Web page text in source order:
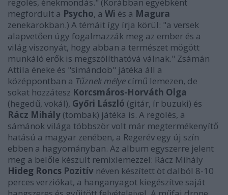
regölés, énekmondás." (Korábban egyébként
megfordult a Psycho, a Wi és a Magura
zenekarokban.) A témáit így írja körül: "a versek
alapvetően úgy fogalmazzák meg az ember és a
világ viszonyát, hogy abban a természet mögött
munkáló erők is megszólíthatóvá válnak." Zsámán
Attila éneke és "simándob" játéka áll a
középpontban a Tűznek mélye című lemezen, de
sokat hozzátesz Korcsmáros-Horváth Olga
(hegedű, vokál), Győri László (gitár, ír buzuki) és
Rácz Mihály (tombak) játéka is. A regölés, a
sámánok világa többször volt már megtermékenyítő
hatású a magyar zenében, a Regerév egy új szín
ebben a hagyományban. Az album egyszerre jelent
meg a belőle készült remixlemezzel: Rácz Mihály
Hideg Roncs Pozitív néven készített öt dalból 8-10
perces verziókat, a hanganyagot kiegészítve saját